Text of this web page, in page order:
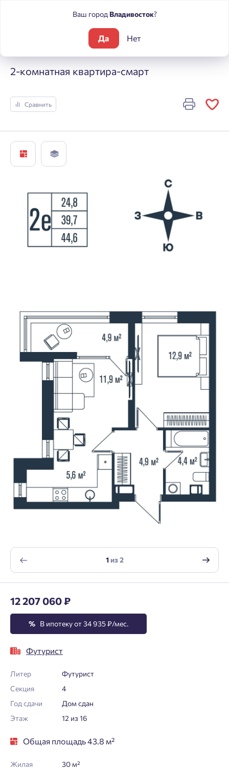
Футурист
2-комнатная квартира-смарт
Сравнить
12 207 060 ₽
% В ипотеку от 34 935 ₽/мес.
Футурист
Литер
Футурист
Секция
4
Год сдачи
Дом сдан
Этаж
12 из 16
Общая площадь 43.8 м²
Жилая
30 м²
1из2
Ваш город Владивосток?
Да Нет